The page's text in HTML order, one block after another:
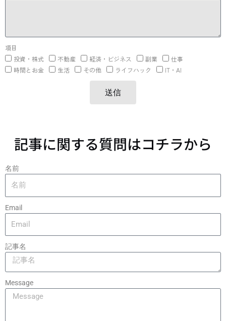
項目
投資・株式
不動産 経済・ビジネス 副業
仕事
時間とお金
生活 その他 ライフハック IT・AI
送信
記事に関する質問はコチラから
名前
Email
記事名
Message